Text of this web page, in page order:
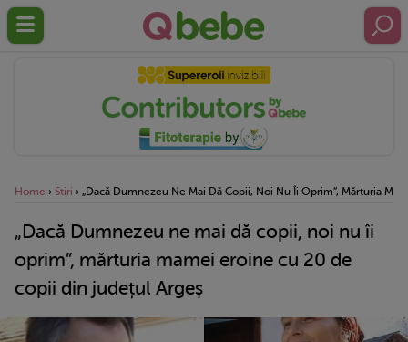
Home › Stiri › „Dacă Dumnezeu Ne Mai Dă Copii, Noi Nu Îi Oprim”, Mărturia
„Dacă Dumnezeu ne mai dă copii, noi nu îi
oprim”, mărturia mamei eroine cu 20 de
copii din județul Argeș